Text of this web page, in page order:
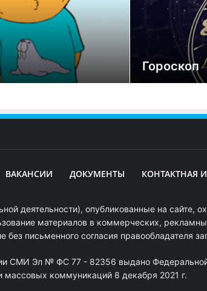
Гороскоп
ВАКАНСИИ ДОКУМЕНТЫ КОНТАКТНАЯ
деятельности), опубликованные на сайте,
материалов в коммерческих,
письменного согласия правообладателя
СМИ Эл № ФС 77 - 82356 выдано
массовых коммуникаций 8 декабря 2021 г.